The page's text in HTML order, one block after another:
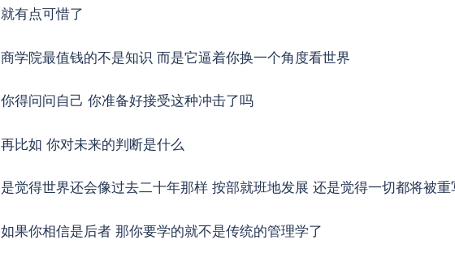
就有点可惜了
商学院最值钱的不是知识 而是它逼着你换一个角度看世界
你得问问自己 你准备好接受这种冲击了吗
再比如 你对未来的判断是什么
是觉得世界还会像过去二十年那样 按部就班地发展 还是觉得一切都将被重
如果你相信是后者 那你要学的就不是传统的管理学了